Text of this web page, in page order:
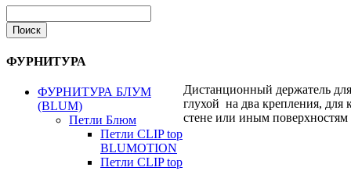
ФУРНИТУРА
ФУРНИТУРА БЛУМ
(BLUM)
Петли Блюм
Петли CLIP top
BLUMOTION
Петли CLIP top
Дистанционный держатель
глухой на два крепления, для
стене или иным поверхностям